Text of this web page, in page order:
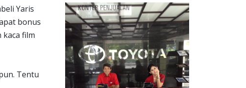
Yaris
bonus
film
Tentu